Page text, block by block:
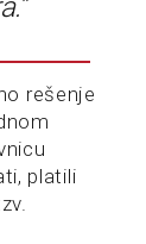
rešenje
platili